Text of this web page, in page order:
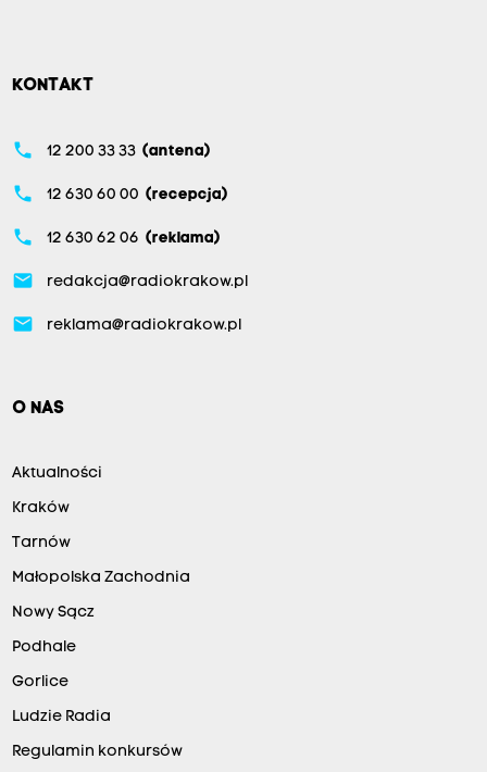
KONTAKT
phone 12 200 33 33 (antena)
phone 12 630 60 00 (recepcja)
phone 12 630 62 06 (reklama)
email redakcja@radiokrakow.pl
email reklama@radiokrakow.pl
O NAS
Aktualności
Kraków
Tarnów
Małopolska Zachodnia
Nowy Sącz
Podhale
Gorlice
Ludzie Radia
Regulamin konkursów